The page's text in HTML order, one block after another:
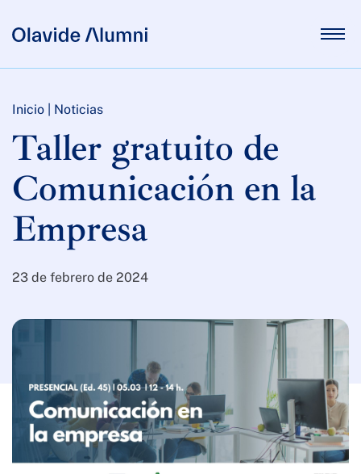
Inicio Noticias
Taller gratuito de
Comunicación en la
Empresa
23 de febrero de 2024